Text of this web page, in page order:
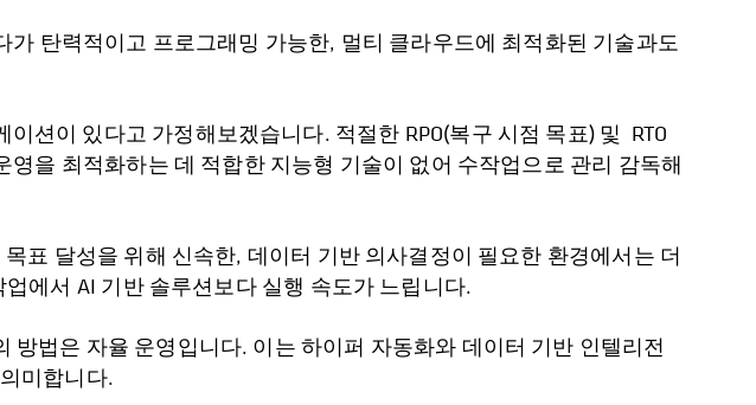
탄력적이고 프로그래밍 가능한, 멀티 클라우드에 최적화된 기술과도
션이 있다고 가정해보겠습니다. 적절한 RPO(복구 시점 목표) 및 RTO
을 최적화하는 데 적합한 지능형 기술이 없어 수작업으로 관리 감독해
표 달성을 위해 신속한, 데이터 기반 의사결정이 필요한 환경에서는 더
에서 AI 기반 솔루션보다 실행 속도가 느립니다.
법은 자율 운영입니다. 이는 하이퍼 자동화와 데이터 기반 인텔리전
미합니다.